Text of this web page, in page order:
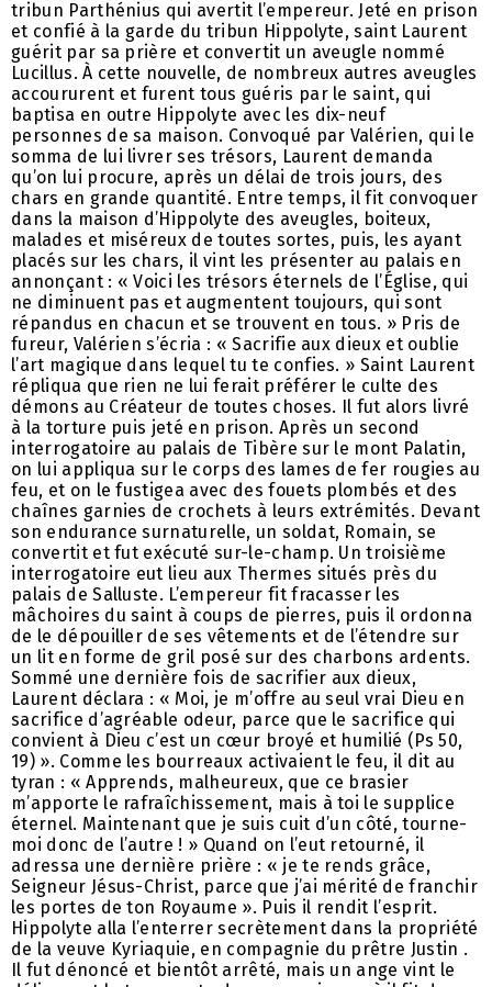
tribun Parthénius qui avertit l’empereur. Jeté en prison
et confié à la garde du tribun Hippolyte, saint Laurent
guérit par sa prière et convertit un aveugle nommé
Lucillus. À cette nouvelle, de nombreux autres aveugles
accoururent et furent tous guéris par le saint, qui
baptisa en outre Hippolyte avec les dix-neuf
personnes de sa maison. Convoqué par Valérien, qui le
somma de lui livrer ses trésors, Laurent demanda
qu’on lui procure, après un délai de trois jours, des
chars en grande quantité. Entre temps, il fit convoquer
dans la maison d’Hippolyte des aveugles, boiteux,
malades et miséreux de toutes sortes, puis, les ayant
placés sur les chars, il vint les présenter au palais en
annonçant : « Voici les trésors éternels de l’Église, qui
ne diminuent pas et augmentent toujours, qui sont
répandus en chacun et se trouvent en tous. » Pris de
fureur, Valérien s’écria : « Sacrifie aux dieux et oublie
l’art magique dans lequel tu te confies. » Saint Laurent
répliqua que rien ne lui ferait préférer le culte des
démons au Créateur de toutes choses. Il fut alors livré
à la torture puis jeté en prison. Après un second
interrogatoire au palais de Tibère sur le mont Palatin,
on lui appliqua sur le corps des lames de fer rougies au
feu, et on le fustigea avec des fouets plombés et des
chaînes garnies de crochets à leurs extrémités. Devant
son endurance surnaturelle, un soldat, Romain, se
convertit et fut exécuté sur-le-champ. Un troisième
interrogatoire eut lieu aux Thermes situés près du
palais de Salluste. L’empereur fit fracasser les
mâchoires du saint à coups de pierres, puis il ordonna
de le dépouiller de ses vêtements et de l’étendre sur
un lit en forme de gril posé sur des charbons ardents.
Sommé une dernière fois de sacrifier aux dieux,
Laurent déclara : « Moi, je m’offre au seul vrai Dieu en
sacrifice d’agréable odeur, parce que le sacrifice qui
convient à Dieu c’est un cœur broyé et humilié (Ps 50,
19) ». Comme les bourreaux activaient le feu, il dit au
tyran : « Apprends, malheureux, que ce brasier
m’apporte le rafraîchissement, mais à toi le supplice
éternel. Maintenant que je suis cuit d’un côté, tourne-
moi donc de l’autre ! » Quand on l’eut retourné, il
adressa une dernière prière : « je te rends grâce,
Seigneur Jésus-Christ, parce que j’ai mérité de franchir
les portes de ton Royaume ». Puis il rendit l’esprit.
Hippolyte alla l’enterrer secrètement dans la propriété
de la veuve Kyriaquie, en compagnie du prêtre Justin .
Il fut dénoncé et bientôt arrêté, mais un ange vint le